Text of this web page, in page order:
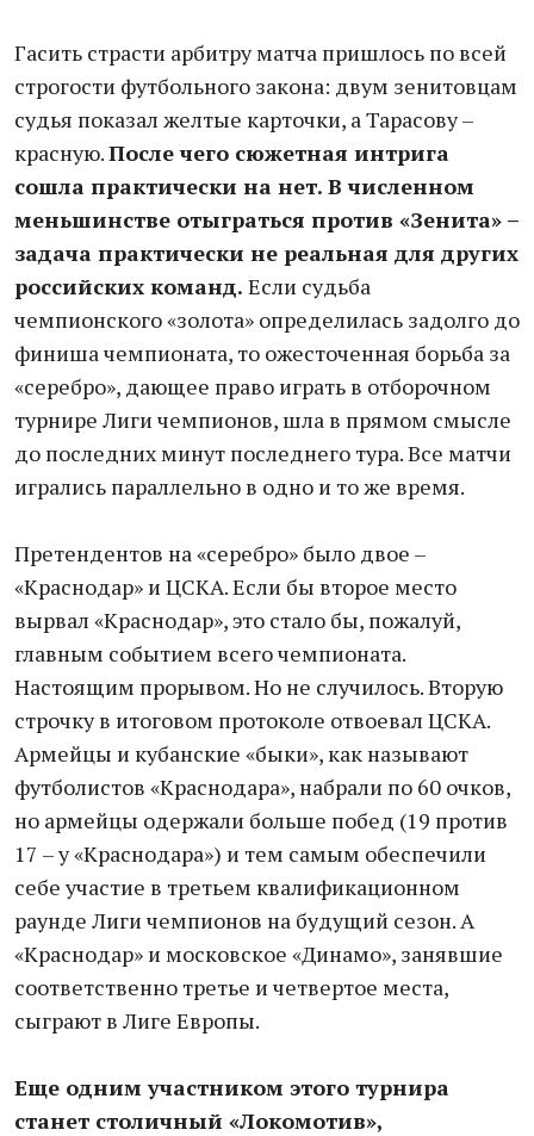
Гасить страсти арбитру матча пришлось по всей
строгости футбольного закона: двум зенитовцам
судья показал желтые карточки, а Тарасову –
красную.После чего сюжетная интрига
сошла практически на нет. В численном
меньшинстве отыграться против «Зенита» –
задача практически не реальная для других
российских команд. Если судьба
чемпионского «золота» определилась задолго до
финиша чемпионата, то ожесточенная борьба за
«серебро», дающее право играть в отборочном
турнире Лиги чемпионов, шла в прямом смысле
до последних минут последнего тура. Все матчи
игрались параллельно в одно и то же время.
Претендентов на «серебро» было двое –
«Краснодар» и ЦСКА. Если бы второе место
вырвал «Краснодар», это стало бы, пожалуй,
главным событием всего чемпионата.
Настоящим прорывом. Но не случилось. Вторую
строчку в итоговом протоколе отвоевал ЦСКА.
Армейцы и кубанские «быки», как называют
футболистов «Краснодара», набрали по 60 очков,
но армейцы одержали больше побед (19 против
17 – у «Краснодара») и тем самым обеспечили
себе участие в третьем квалификационном
раунде Лиги чемпионов на будущий сезон. А
«Краснодар» и московское «Динамо», занявшие
соответственно третье и четвертое места,
сыграют в Лиге Европы.
Еще одним участником этого турнира
станет столичный «Локомотив»,